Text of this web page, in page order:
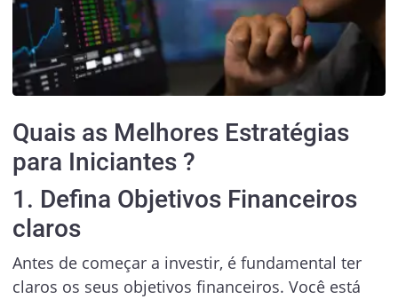
Quais as Melhores Estratégias
para Iniciantes ?
1. Defina Objetivos Financeiros
claros
Antes de começar a investir, é fundamental ter
claros os seus objetivos financeiros. Você está